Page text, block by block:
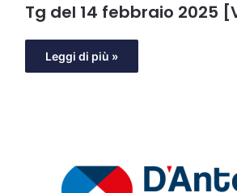
Tg del 14 febbraio 2025
Leggi di più »